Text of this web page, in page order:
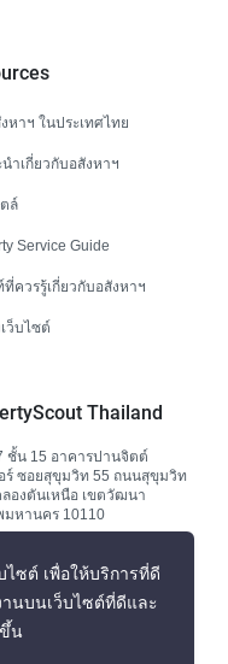
หาฯ ในประเทศไทย
ำเกี่ยวกับอสังหาฯ
ล์
Service Guide
ควรรู้เกี่ยวกับอสังหาฯ
ว็บไซต์
Thailand
ชั้น 15 อาคารปานจิตต์
ร์ ซอยสุขุมวิท 55 ถนนสุขุมวิท
องตันเหนือ เขตวัฒนา
มหานคร 10110
ซต์ เพื่อให้บริการที่ดี
นบนเว็บไซต์ที่ดีและ
น